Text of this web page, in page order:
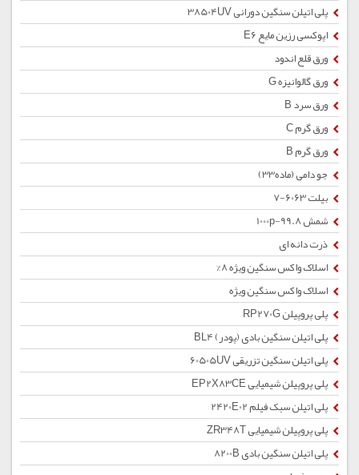
پلی اتیلن سنگین دورانی 38504UV
اپوکسی رزین مایع E6
ورق قلع اندود
ورق گالوانیزه G
ورق سرد B
ورق گرم C
ورق گرم B
جو دامی (ماده33)
بیلت 6063-7
شمش 1000p-99.8
ذرت دانه ای
اسلاک واکس سنگین ویژه 8%
اسلاک واکس سنگین ویژه
پلی پروپیلن RP270G
پلی اتیلن سنگین بادی (پودر) BL4
پلی اتیلن سنگین تزریقی 60505UV
پلی پروپیلن شیمیایی EP2X83CE
پلی اتیلن سبک فیلم 2420E02
پلی پروپیلن شیمیایی ZR348T
پلی اتیلن سنگین بادی 8200B